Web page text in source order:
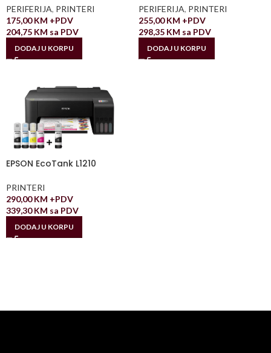
PERIFERIJA, PRINTERI
175,00KM +PDV
204,75 KM sa PDV
DODAJ U KORPU
PERIFERIJA, PRINTERI
255,00KM +PDV
298,35 KM sa PDV
DODAJ U KORPU
EPSON EcoTank L1210
PRINTERI
290,00KM +PDV
339,30KM sa PDV
DODAJ U KORPU